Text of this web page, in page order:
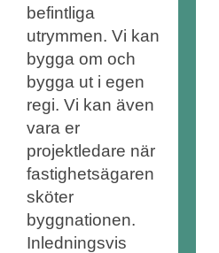
befintliga
utrymmen. Vi kan
bygga om och
bygga ut i egen
regi. Vi kan även
vara er
projektledare när
fastighetsägaren
sköter
byggnationen.
Inledningsvis